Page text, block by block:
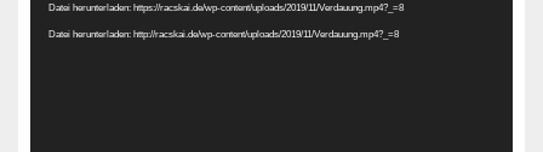
Datei herunterladen: https://racskai.de/wp-content/uploads/2019/11/Verdauung.mp4?_=8
Datei herunterladen: http://racskai.de/wp-content/uploads/2019/11/Verdauung.mp4?_=8